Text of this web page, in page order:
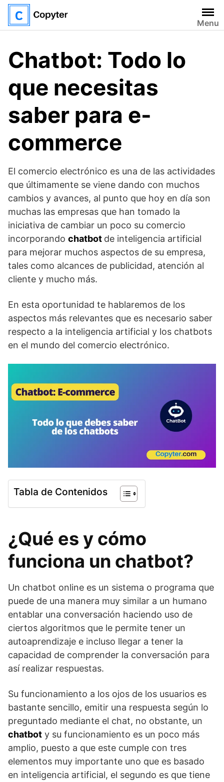
Saltar
contenido
Menu
Chatbot: Todo lo
que necesitas
saber para e-
commerce
El comercio electrónico es una de las actividades
que últimamente se viene dando con muchos
cambios y avances, al punto que hoy en día son
muchas las empresas que han tomado la
iniciativa de cambiar un poco su comercio
incorporando chatbot de inteligencia artificial
para mejorar muchos aspectos de su empresa,
tales como alcances de publicidad, atención al
cliente y mucho más.
En esta oportunidad te hablaremos de los
aspectos más relevantes que es necesario saber
respecto a la inteligencia artificial y los chatbots
en el mundo del comercio electrónico.
Tabla de Contenidos
¿Qué es y cómo
funciona un chatbot?
Un chatbot online es un sistema o programa que
puede de una manera muy similar a un humano
entablar una conversación haciendo uso de
ciertos algoritmos que le permite tener un
autoaprendizaje e incluso llegar a tener la
capacidad de comprender la conversación para
así realizar respuestas.
Su funcionamiento a los ojos de los usuarios es
bastante sencillo, emitir una respuesta según lo
preguntado mediante el chat, no obstante, un
chatbot y su funcionamiento es un poco más
amplio, puesto a que este cumple con tres
elementos muy importante uno que es basado
en inteligencia artificial, el segundo es que tiene